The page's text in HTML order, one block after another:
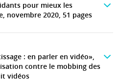
pour mieux les
novembre 2020, 51 pages
: en parler en vidéo»,
contre le mobbing des
vidéos